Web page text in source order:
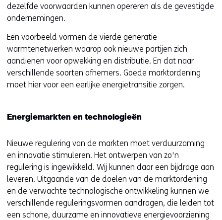
dezelfde voorwaarden kunnen opereren als de gevestigde
ondernemingen.
Een voorbeeld vormen de vierde generatie
warmtenetwerken waarop ook nieuwe partijen zich
aandienen voor opwekking en distributie. En dat naar
verschillende soorten afnemers. Goede marktordening
moet hier voor een eerlijke energietransitie zorgen.
Energiemarkten en technologieën
Nieuwe regulering van de markten moet verduurzaming
en innovatie stimuleren. Het ontwerpen van zo'n
regulering is ingewikkeld. Wij kunnen daar een bijdrage aan
leveren. Uitgaande van de doelen van de marktordening
en de verwachte technologische ontwikkeling kunnen we
verschillende reguleringsvormen aandragen, die leiden tot
een schone, duurzame en innovatieve energievoorziening